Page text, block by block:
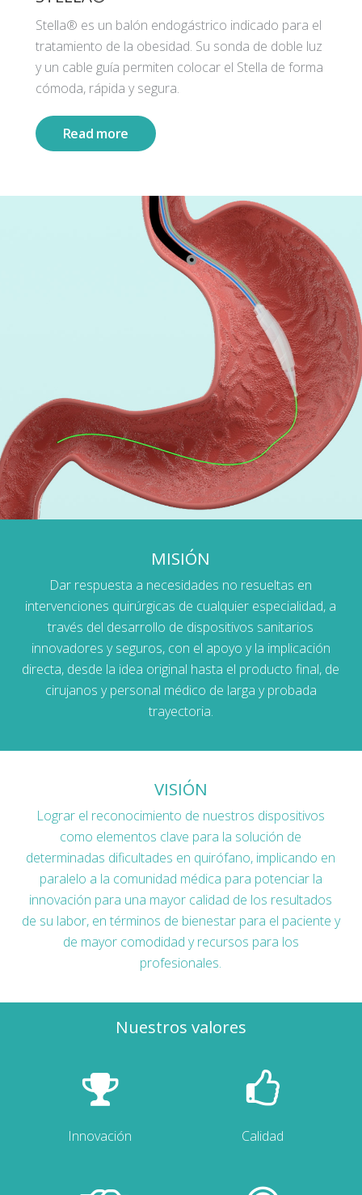
Stella® es un balón endogástrico indicado para el
tratamiento de la obesidad. Su sonda de doble luz
y un cable guía permiten colocar el Stella de forma
cómoda, rápida y segura.
Read more
MISIÓN
Dar respuesta a necesidades no resueltas en
intervenciones quirúrgicas de cualquier especialidad, a
través del desarrollo de dispositivos sanitarios
innovadores y seguros, con el apoyo y la implicación
directa, desde la idea original hasta el producto final, de
cirujanos y personal médico de larga y probada
trayectoria.
VISIÓN
Lograr el reconocimiento de nuestros dispositivos
como elementos clave para la solución de
determinadas dificultades en quirófano, implicando en
paralelo a la comunidad médica para potenciar la
innovación para una mayor calidad de los resultados
de su labor, en términos de bienestar para el paciente y
de mayor comodidad y recursos para los
profesionales.
Nuestros valores
Innovación Calidad